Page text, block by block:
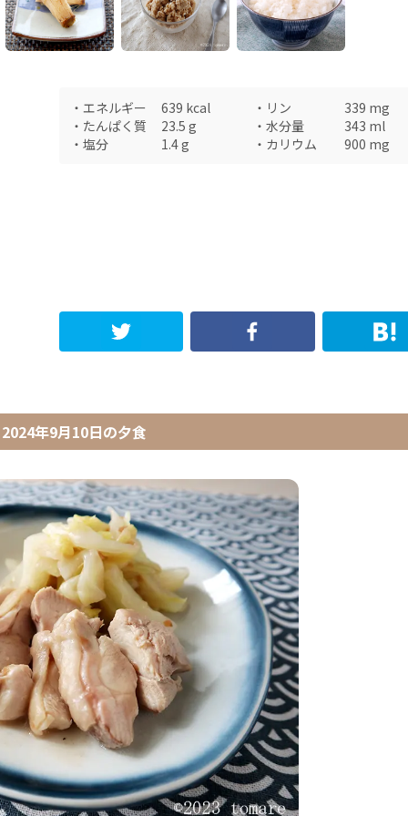
・ エネルギー 639 kcal ・ リン 339 mg
・ たんぱく質 23.5 g ・ 水分量 343 ml
・ 塩分 1.4g ・ カリウム 900 mg
2024年9月10日の夕食